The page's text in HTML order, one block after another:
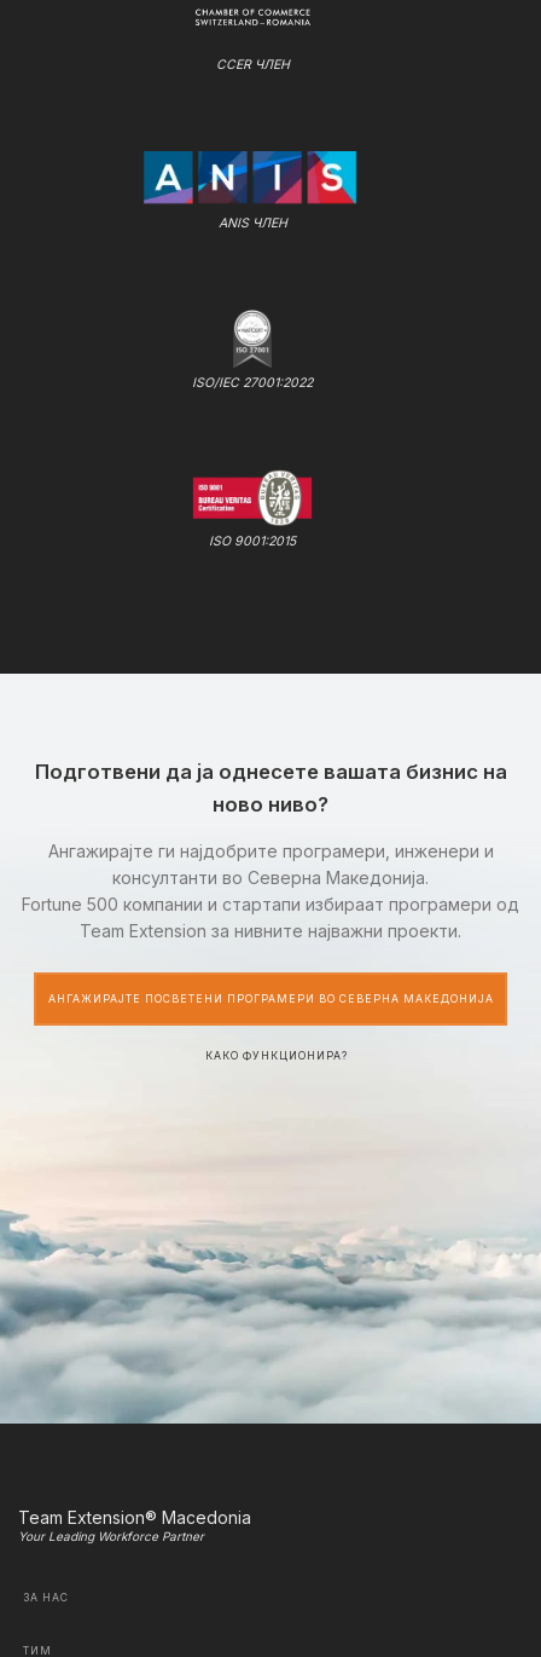
CCER ЧЛЕН
ANIS ЧЛЕН
ISO/IEC 27001:2022
ISO 9001:2015
Подготвени да ја однесете вашата бизнис на
ново ниво?
Ангажирајте ги најдобрите програмери, инженери и
консултанти во Северна Македонија.
Fortune 500 компании и стартапи избираат програмери од
Team Extension за нивните најважни проекти.
АНГАЖИРАЈТЕ ПОСВЕТЕНИ ПРОГРАМЕРИ ВО СЕВЕРНА МАКЕДОНИЈА
КАКО ФУНКЦИОНИРА?
Team Extension® Macedonia
Your Leading Workforce Partner
ЗА НАС
ТИМ